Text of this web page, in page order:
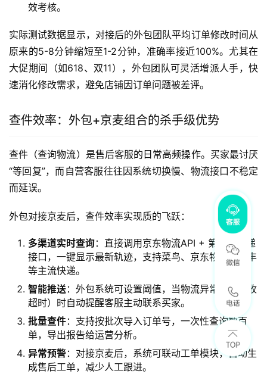
效考核。
实际测试数据显示，对接后的外包团队平均订单修改时间从
原来的5-8分钟缩短至1-2分钟，准确率接近100%。尤其在
大促期间（如618、双11），外包团队可灵活增派人手，快
速消化修改需求，避免店铺因订单问题被差评。
查件效率：外包+京麦组合的杀手级优势
查件（查询物流）是售后客服的日常高频操作。买家最讨厌
“等回复”，而自营客服往往因系统切换慢、物流接口不稳定
而延误。
外包对接京麦后，查件效率实现质的飞跃：
多渠道实时查询：直接调用京东物流API + 第三方快递
接口，一键显示最新轨迹，支持菜鸟、京东物流、顺丰
等主流快递。
智能推送：外包系统可设置阈值，当物流异常（如揽收
超时）时自动提醒客服主动联系买家。
批量查件：支持按批次导入订单号，一次性查询数百
单，导出报告给运营分析。
异常预警：对接京麦后，系统可联动工单模块，自动生
成售后工单，减少人工跟进。